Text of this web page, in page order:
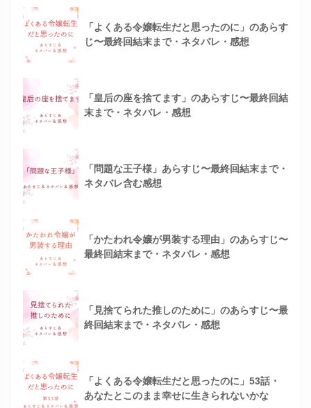
「よくある令嬢転生だと思ったのに」のあらす
じ〜最終回結末まで・ネタバレ・感想
「皇后の座を捨てます」のあらすじ〜最終回結
末まで・ネタバレ・感想
「問題な王子様」あらすじ〜最終回結末まで・
ネタバレ含む感想
「かたわれ令嬢が男装する理由」のあらすじ〜
最終回結末まで・ネタバレ・感想
「見捨てられた推しのために」のあらすじ〜最
終回結末まで・ネタバレ・感想
「よくある令嬢転生だと思ったのに」53話・
あなたとこのまま幸せに生きられないかな